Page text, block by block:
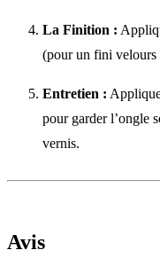
La Finition :
(pour un fini velours
Entretien :
pour garder l’ongle
vernis.
Avis